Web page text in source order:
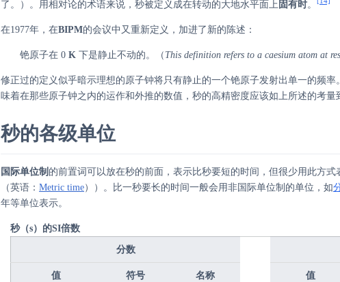
了。）。用相对论的术语来说，秒被定义成在转动的大地水平面上 固有时。
在1977年，在BIPM的会议中又重新定义，加进了新的陈述：
铯原子在 0K 下是静止不动的。（ This definition refers to a caesium atom at
修正过的定义似乎暗示理想的原子钟将只有静止的一个铯原子发射出单一的频
味着在那些原子钟之内的运作和外推的数值，秒的高精密度应该如上所述的考量
秒的各级单位
国际单位制 的前置词可以放在秒的前面，表示比秒要短的时间，但很少用此方
（英语 ：Metric time） ）。比一秒要长的时间一般会用非国际单位制的单位，如
年等单位表示。
秒（s）的SI倍数
分数
值 符号 名称 值